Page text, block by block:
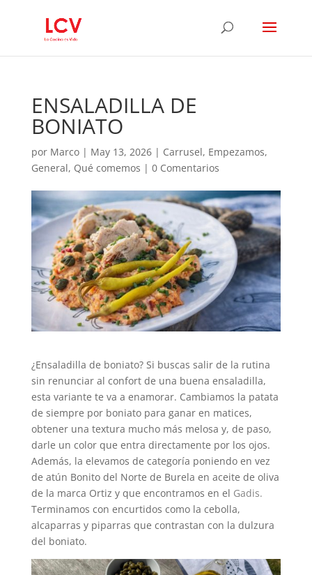
ENSALADILLA DE
BONIATO
por Marco| May 13, 2026| Carrusel, Empezamos,
General, Qué comemos | 0 Comentarios
¿Ensaladilla de boniato? Si buscas salir de la rutina
sin renunciar al confort de una buena ensaladilla,
esta variante te va a enamorar. Cambiamos la patata
de siempre por boniato para ganar en matices,
obtener una textura mucho más melosa y, de paso,
darle un color que entra directamente por los ojos.
Además, la elevamos de categoría poniendo en vez
de atún Bonito del Norte de Burela en aceite de oliva
de la marca Ortiz y que encontramos en el Gadis.
Terminamos con encurtidos como la cebolla,
alcaparras y piparras que contrastan con la dulzura
del boniato.